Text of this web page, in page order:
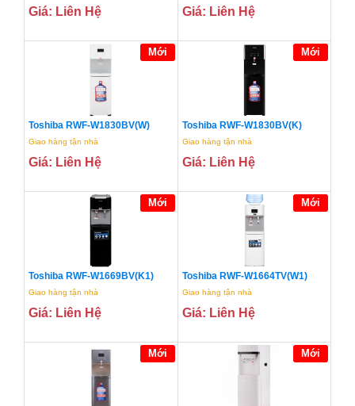
Giá: Liên Hệ Giá: Liên Hệ
Mới
Toshiba RWF-W1830BV(W)
Giao hàng tận nhà
Giá: Liên Hệ
Mới
Toshiba RWF-W1830BV(K)
Giao hàng tận nhà
Giá: Liên Hệ
Mới
Toshiba RWF-W1669BV(K1)
Giao hàng tận nhà
Giá: Liên Hệ
Mới
Toshiba RWF-W1664TV(W1)
Giao hàng tận nhà
Giá: Liên Hệ
Mới Mới